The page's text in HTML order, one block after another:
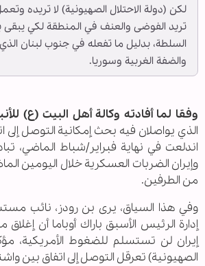
لكن (دولة الاحتلال الصهيونية) لا تريده
تريد الفوضى والعنف في المنطقة لكي يبقى
السلطة، بدليل ما تفعله في جنوب لبنان
والضفة الغربية وسوريا.
وفقا لما أفادته وكالة أهل البيت (ع)
الذي يواصلان فيه بحث إمكانية التوصل إلى
اندلعت في نهاية فبراير/شباط الماضي،
وإيران الضربات العسكرية خلال اليومين
من الطرفين.
وفي هذا السياق، يرى بن رودز، نائب
إدارة الرئيس الأسبق باراك أوباما أن
إيران لن تستسلم للضغوط الأمريكية،
الصهيونية) تعرقل التوصل إلى اتفاق بين